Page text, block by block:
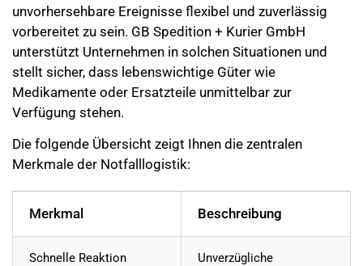
unvorhersehbare Ereignisse flexibel und zuverlässig
vorbereitet zu sein. GB Spedition + Kurier GmbH
unterstützt Unternehmen in solchen Situationen und
stellt sicher, dass lebenswichtige Güter wie
Medikamente oder Ersatzteile unmittelbar zur
Verfügung stehen.
Die folgende Übersicht zeigt Ihnen die zentralen
Merkmale der Notfalllogistik:
Merkmal Beschreibung
Schnelle Reaktion
Unverzügliche